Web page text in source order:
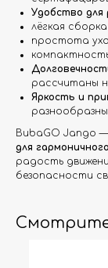
Удобство для
лёгкая
простота
рассчитаны
Яркость и
BubaGO Jango
для
радость
безопасности